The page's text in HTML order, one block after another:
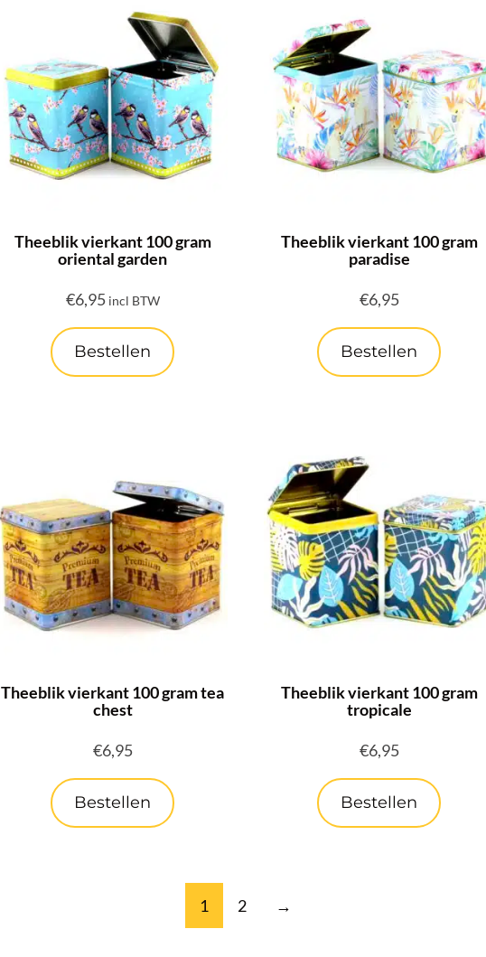
Theeblik vierkant 100 gram
oriental garden
€6,95 incl BTW
Bestellen
Theeblik vierkant 100 gram
paradise
€6,95
Bestellen
Theeblik vierkant 100 gram tea
chest
€6,95
Bestellen
Theeblik vierkant 100 gram
tropicale
€6,95
Bestellen
1 2 →